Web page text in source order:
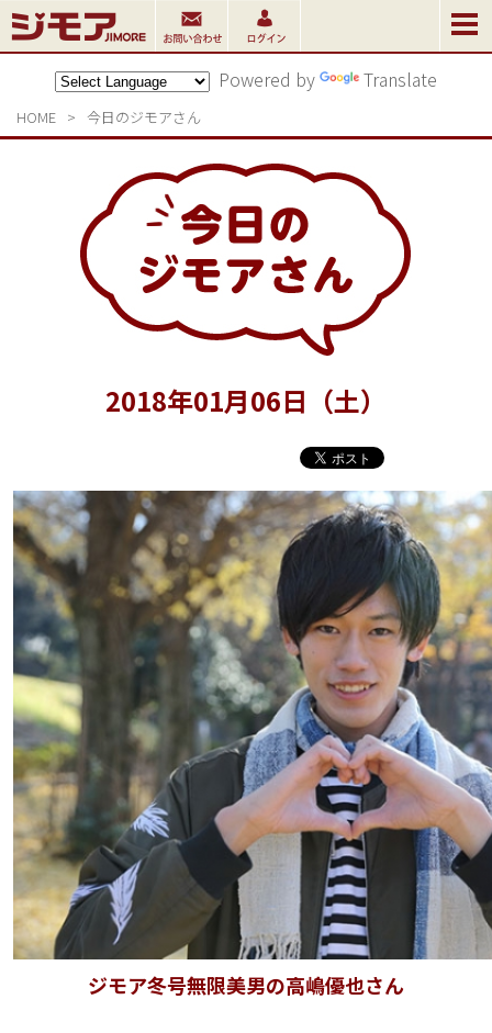
Powered by Translate
HOME > 今日のジモアさん
2018年01月06日（土）
ジモア冬号無限美男の高嶋優也さん